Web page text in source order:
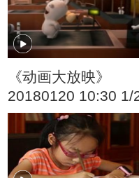
《动画大放映》
20180120 10:30 1/